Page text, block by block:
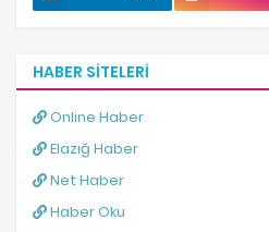
HABER SITELERI
Online Haber
Elazığ Haber
Net Haber
Haber Oku